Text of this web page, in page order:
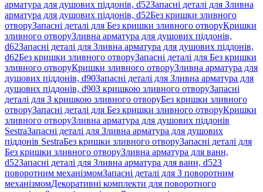
арматура для душових піддонів, d52Запасні деталі для Зливна
арматура для душових піддонів, d52Без кришки зливного
отворуЗапасні деталі для Без кришки зливного отворуКришки
зливного отворуЗливна арматура для душових піддонів,
d62Запасні деталі для Зливна арматура для душових піддонів,
d62Без кришки зливного отворуЗапасні деталі для Без кришки
зливного отворуКришки зливного отворуЗливна арматура для
душових піддонів, d90Запасні деталі для Зливна арматура для
душових піддонів, d90З кришкою зливного отворуЗапасні
деталі для З кришкою зливного отворуБез кришки зливного
отворуЗапасні деталі для Без кришки зливного отворуКришки
зливного отворуЗливна арматура для душових піддонів
SestraЗапасні деталі для Зливна арматура для душових
піддонів SestraБез кришки зливного отворуЗапасні деталі для
Без кришки зливного отворуЗливна арматура для ванн,
d52Запасні деталі для Зливна арматура для ванн, d52З
поворотним механізмомЗапасні деталі для З поворотним
механізмомДекоративні комплекти для поворотного